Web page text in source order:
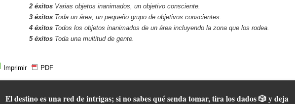
2 éxitos Varias objetos inanimados, un objetivo consciente.
3 éxitos Toda un área, un pequeño grupo de objetivos conscientes.
4 éxitos Todos los objetos inanimados de un área incluyendo la zona que los rodea.
5 éxitos Toda una multitud de gente.
Imprimir PDF
El destino es una red de intrigas; si no sabes qué senda tomar, tira los dados 🎲 y deja